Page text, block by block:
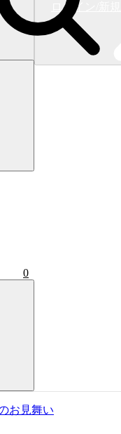
ログイン/新
0
お見舞い